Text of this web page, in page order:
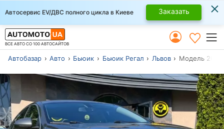
Автосервис EV/ДВС полного цикла в Киеве Заказать ×
ВСЕ АВТО СО 100 АВТОСАЙТОВ
Автобазар Авто Бьюик Бьюик Регал Львов Модель 2018